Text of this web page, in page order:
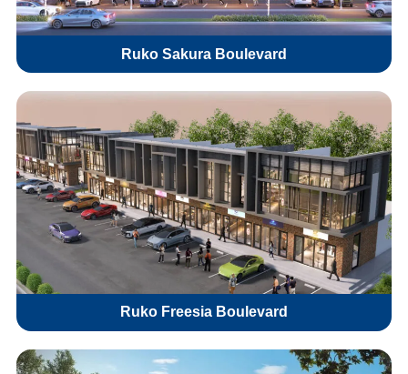
Ruko Sakura Boulevard
Ruko Freesia Boulevard